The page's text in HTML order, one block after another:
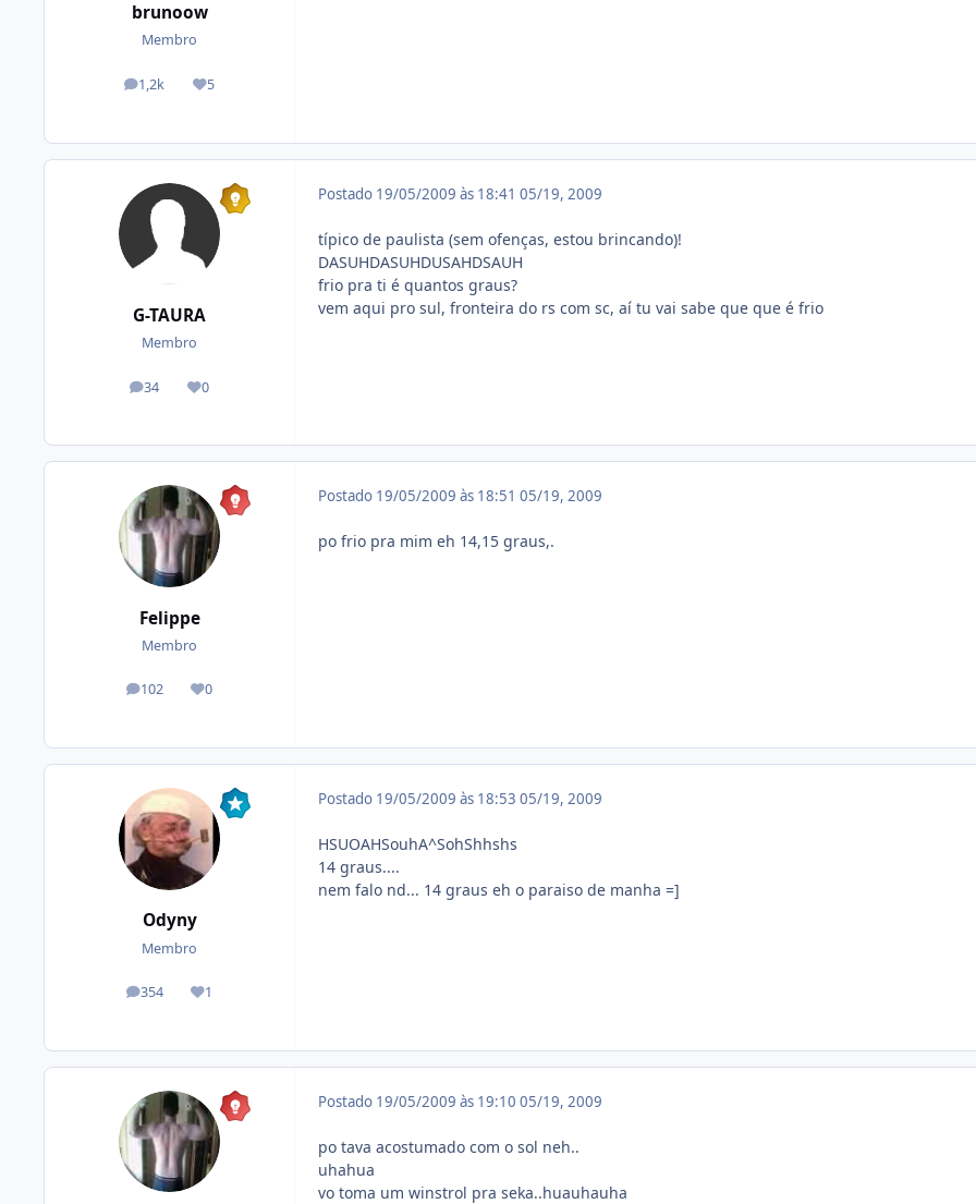
brunoow
Membro
1,2k
posts 5
Reputação
G-TAURA
Membro
34
posts 0
Reputação
Postado 19/05/2009 às 18:41 05/19, 2009
típico de paulista (sem ofenças, estou brincando)!
DASUHDASUHDUSAHDSAUH
frio pra ti é quantos graus?
vem aqui pro sul, fronteira do rs com sc, aí tu vai sabe que que é frio
Felippe
Membro
102
posts 0
Reputação
Postado 19/05/2009 às 18:51 05/19, 2009
po frio pra mim eh 14,15 graus,.
Odyny
Membro
354
posts 1
Reputação
Postado 19/05/2009 às 18:53 05/19, 2009
HSUOAHSouhA^SohShhshs
14 graus....
nem falo nd... 14 graus eh o paraiso de manha =]
Postado 19/05/2009 às 19:10 05/19, 2009
po tava acostumado com o sol neh..
uhahua
vo toma um winstrol pra seka..huauhauha